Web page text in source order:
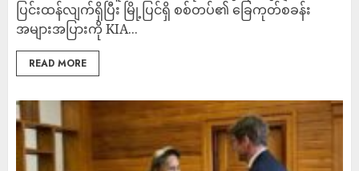
ပြင်းထန်လျက်ရှိပြီး မြို့ပြင်ရှိ စစ်တပ်၏ ခြေကုတ်စခန်း
အများအပြားကို KIA...
READ MORE